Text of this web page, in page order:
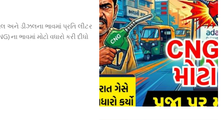
અને ડીઝલના ભાવમાં પ્રતિ લીટર
ભાવમાં મોટો વધારો કરી દીધો